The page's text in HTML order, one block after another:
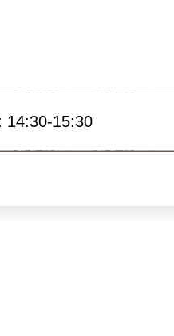
14:30-15:30